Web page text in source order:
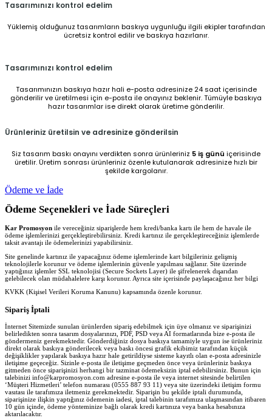
Tasarımınızı kontrol edelim
Yüklemiş olduğunuz tasarımların baskıya uygunluğu ilgili ekipler tarafından
ücretsiz kontrol edilir ve baskıya hazırlanır.
Tasarımınızı kontrol edelim
Tasarımınızın baskıya hazır hali e-posta adresinize 24 saat içerisinde
gönderilir ve üretilmesi için e-posta ile onayınız beklenir. Tümüyle baskıya
hazır tasarımlar ise direkt olarak üretime gönderilir.
Ürünleriniz üretilsin ve adresinize gönderilsin
Siz tasarım baskı onayını verdikten sonra ürünleriniz 5 iş günü içerisinde
üretilir. Üretim sonrası ürünleriniz özenle kutulanarak adresinize hızlı bir
şekilde kargolanır.
Ödeme ve İade
Ödeme Seçenekleri ve İade Süreçleri
Kar Promosyon ile vereceğiniz siparişlerde hem kredi/banka kartı ile hem de havale ile
ödeme işlemlerinizi gerçekleştirebilirsiniz. Kredi kartınız ile gerçekleştireceğiniz işlemlerde
taksit avantajı ile ödemelerinizi yapabilirsiniz.
Site genelinde kartınız ile yapacağınız ödeme işlemlerinde kart bilgileriniz gelişmiş
teknolojilerle korunur ve ödeme işlemlerinin güvenle yapılması sağlanır. Site üzerinde
yaptığınız işlemler SSL teknolojisi (Secure Sockets Layer) ile şifrelenerek dışarıdan
gelebilecek olan müdahalelere karşı korunur. Ayrıca site içerisinde paylaşacağınız her bilgi
KVKK (Kişisel Verileri Koruma Kanunu) kapsamında özenle korunur.
Sipariş İptali
İnternet Sitemizde sunulan ürünlerden sipariş edebilmek için üye olmanız ve siparişinizi
belirledikten sonra tasarım dosyalarınızı, PDF, PSD veya AI formatlarında bize e-posta ile
göndermeniz gerekmektedir. Gönderdiğiniz dosya baskıya tamamiyle uygun ise ürünleriniz
direkt olarak baskıya gönderilecek veya baskı öncesi grafik ekibimiz tarafından küçük
değişiklikler yapılarak baskıya hazır hale getirildiyse sisteme kayıtlı olan e-posta adresinizle
iletişime geçeceğiz. Sizinle e-posta ile iletişime geçmeden önce veya ürünleriniz baskıya
gitmeden önce siparişinizi herhangi bir tazminat ödemeksizin iptal edebilirsiniz. Bunun için
talebinizi info@karpromosyon.com adresine e-posta ile veya internet sitesinde belirtilen
‘Müşteri Hizmetleri’ telefon numarası (0555 887 93 11) veya site üzerindeki iletişim formu
vasıtası ile tarafımıza iletmeniz gerekmektedir. Siparişin bu şekilde iptali durumunda,
siparişinize ilişkin yaptığınız ödemenin iadesi, iptal talebinin tarafımıza ulaşmasından itibaren
10 gün içinde, ödeme yönteminize bağlı olarak kredi kartınıza veya banka hesabınıza
aktarılacaktır.